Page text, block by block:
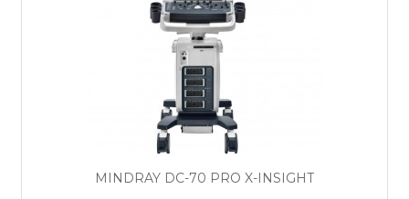
MINDRAY DC-70 PRO X-INSIGHT